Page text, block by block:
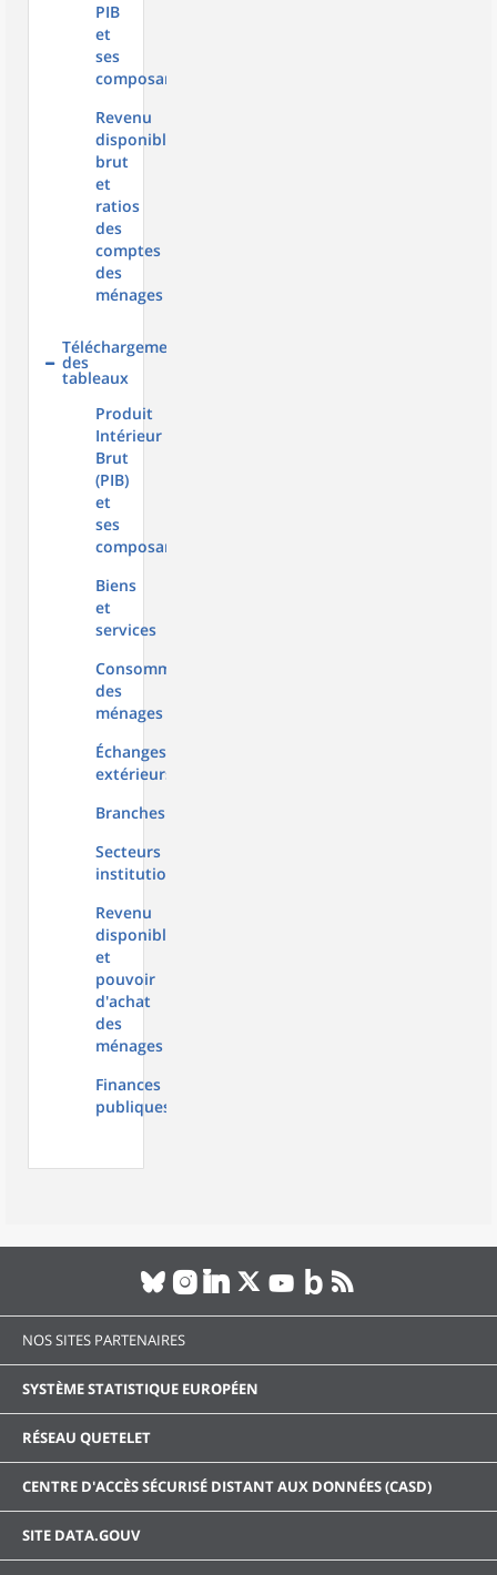
PIB
et
ses
composantes
Revenu
disponible
brut
et
ratios
des
comptes
des
ménages
Téléchargement
des
tableaux
Produit
Intérieur
Brut
(PIB)
et
ses
composantes
Biens
et
services
Consommation
des
ménages
Échanges
extérieurs
Branches
Secteurs
institutionnels
Revenu
disponible
et
pouvoir
d'achat
des
ménages
Finances
publiques
NOS SITES PARTENAIRES
SYSTÈME STATISTIQUE EUROPÉEN
RÉSEAU QUETELET
CENTRE D'ACCÈS SÉCURISÉ DISTANT AUX DONNÉES (CASD)
SITE DATA.GOUV